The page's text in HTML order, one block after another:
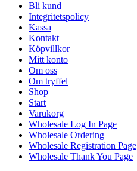
Bli kund
Integritetspolicy
Kassa
Kontakt
Köpvillkor
Mitt konto
Om oss
Om tryffel
Shop
Start
Varukorg
Wholesale Log In Page
Wholesale Ordering
Wholesale Registration Page
Wholesale Thank You Page